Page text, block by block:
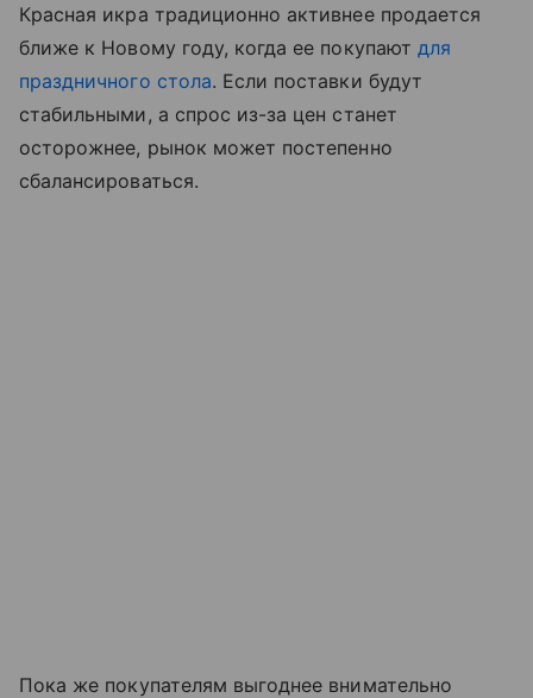
Красная икра традиционно активнее продается
ближе к Новому году, когда ее покупают для
праздничного стола. Если поставки будут
стабильными, а спрос из-за цен станет
осторожнее, рынок может постепенно
сбалансироваться.
Пока же покупателям выгоднее внимательно